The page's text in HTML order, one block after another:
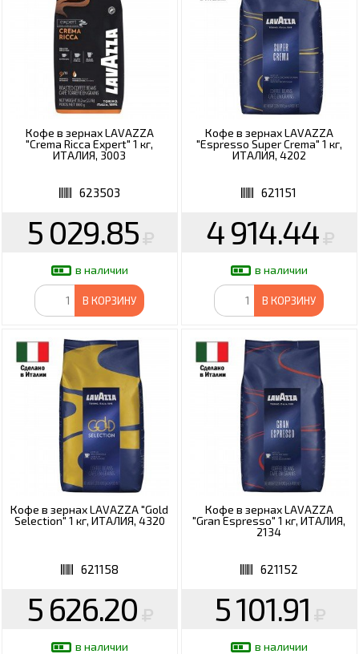
Кофе в зернах LAVAZZA
"Crema Ricca Expert" 1 кг,
ИТАЛИЯ, 3003
623503
5 029.85
в наличии
В КОРЗИНУ
Кофе в зернах LAVAZZA
"Espresso Super Crema" 1 кг,
ИТАЛИЯ, 4202
621151
4 914.44
в наличии
В КОРЗИНУ
Кофе в зернах LAVAZZA "Gold
Selection" 1 кг, ИТАЛИЯ, 4320
621158
5 626.20
в наличии
Кофе в зернах LAVAZZA
"Gran Espresso" 1 кг, ИТАЛИЯ,
2134
621152
5 101.91
в наличии